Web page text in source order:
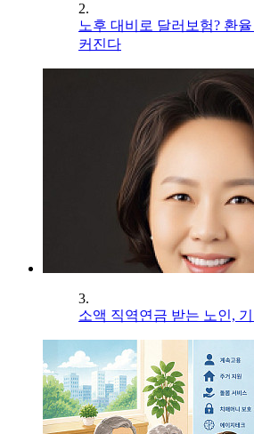
2.
노후 대비로 달러보험? 환
커진다
3.
소액 직역연금 받는 노인,